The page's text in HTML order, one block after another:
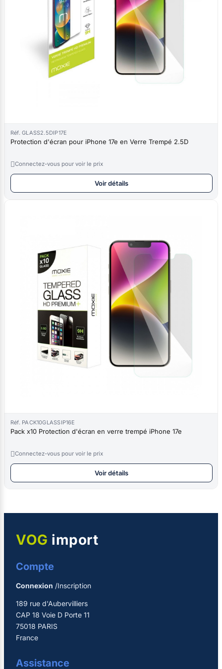
Réf. GLASS2.5DIP17E
Protection d'écran pour iPhone 17e en Verre Trempé 2.5D
Connectez-vous pour voir le prix
Voir détails
Réf. PACK10GLASSIP16E
Pack x10 Protection d'écran en verre trempé iPhone 17e
Connectez-vous pour voir le prix
Voir détails
VOG import
Compte
Connexion /Inscription
189 rue d'Aubervilliers
CAP 18 Voie D Porte 11
75018 PARIS
France
Assistance